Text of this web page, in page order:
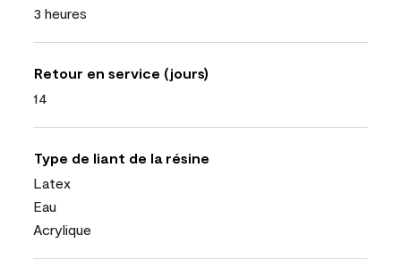
3 heures
Retour en service (jours)
14
Type de liant de la résine
Latex
Eau
Acrylique